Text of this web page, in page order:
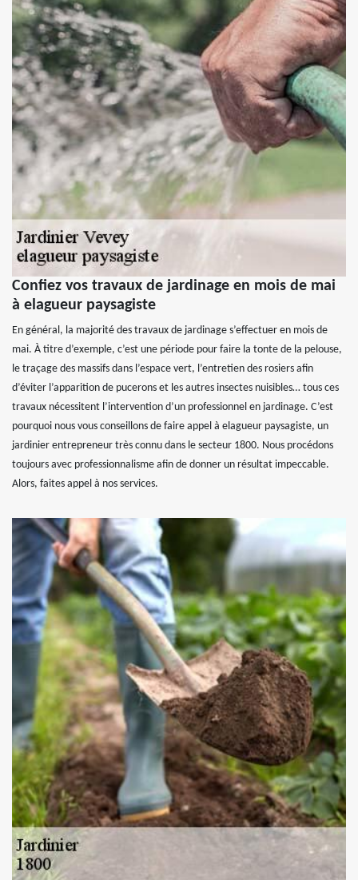
Confiez vos travaux de jardinage en mois de mai
à elagueur paysagiste
En général, la majorité des travaux de jardinage s’effectuer en mois de
mai. À titre d’exemple, c’est une période pour faire la tonte de la pelouse,
le traçage des massifs dans l’espace vert, l’entretien des rosiers afin
d’éviter l’apparition de pucerons et les autres insectes nuisibles… tous ces
travaux nécessitent l’intervention d’un professionnel en jardinage. C’est
pourquoi nous vous conseillons de faire appel à elagueur paysagiste, un
jardinier entrepreneur très connu dans le secteur 1800. Nous procédons
toujours avec professionnalisme afin de donner un résultat impeccable.
Alors, faites appel à nos services.